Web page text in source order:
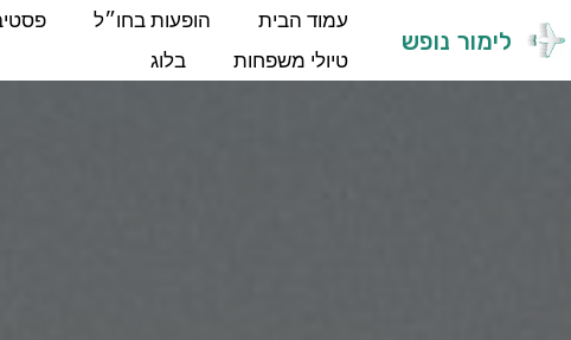
לימור נופש
עמוד הבית הופעות בחו״ל
טיולי משפחות
בלוג